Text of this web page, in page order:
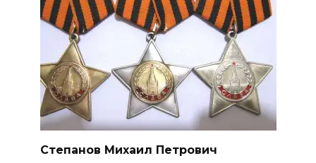
Степанов Михаил Петрович